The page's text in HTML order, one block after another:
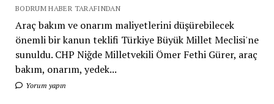
BODRUM HABER TARAFINDAN
Araç bakım ve onarım maliyetlerini düşürebilecek
önemli bir kanun teklifi Türkiye Büyük Millet Meclisi'ne
sunuldu. CHP Niğde Milletvekili Ömer Fethi Gürer, araç
bakım, onarım, yedek...
Yorum yapın